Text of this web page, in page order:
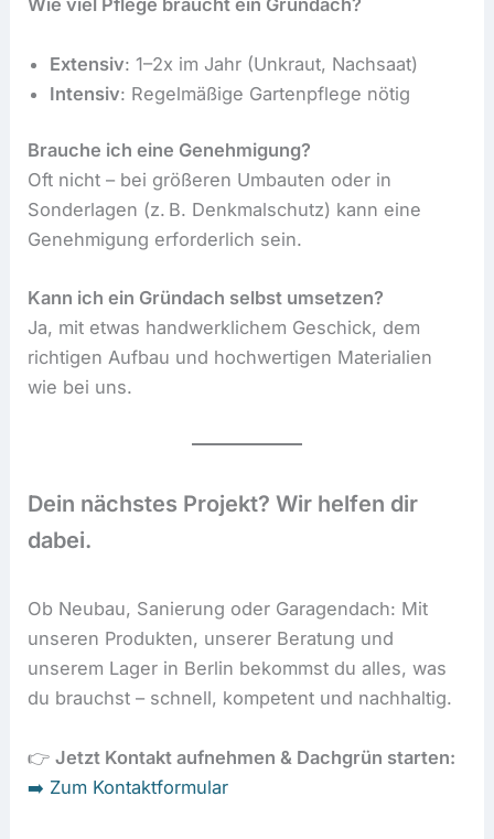
Wie viel Pflege braucht ein Gründach?
Extensiv: 1–2x im Jahr (Unkraut, Nachsaat)
Intensiv: Regelmäßige Gartenpflege nötig
Brauche ich eine Genehmigung?
Oft nicht – bei größeren Umbauten oder in
Sonderlagen (z. B. Denkmalschutz) kann eine
Genehmigung erforderlich sein.
Kann ich ein Gründach selbst umsetzen?
Ja, mit etwas handwerklichem Geschick, dem
richtigen Aufbau und hochwertigen Materialien
wie bei uns.
Dein nächstes Projekt? Wir helfen dir
dabei.
Ob Neubau, Sanierung oder Garagendach: Mit
unseren Produkten, unserer Beratung und
unserem Lager in Berlin bekommst du alles, was
du brauchst – schnell, kompetent und nachhaltig.
👉Jetzt Kontakt aufnehmen & Dachgrün starten:
➡️ Zum Kontaktformular